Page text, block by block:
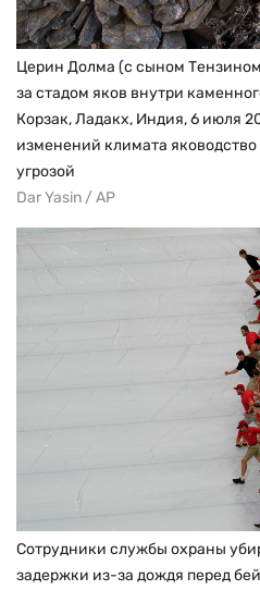
Церин Долма (с сыном
за стадом яков внутри
Корзак, Ладакх, Индия, 6 июля
изменений климата
угрозой
Dar Yasin / AP
Сотрудники службы охраны
задержки из-за дождя перед